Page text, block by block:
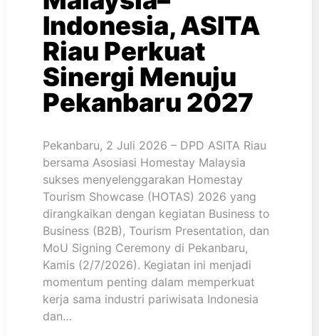
Indonesia, ASITA
Riau Perkuat
Sinergi Menuju
Pekanbaru 2027
Pekanbaru, 2 Juli 2026 – DPD ASITA Riau
bersama Asosiasi Homestay Malaysia
sukses menyelenggarakan Homestay
Tourism Showcase (HOTAS) 2026 yang
dirangkaikan dengan kegiatan Business to
Business (B2B), Tourism Presentation, dan
MoU Signing Ceremony di Pekanbaru,
Kamis (2/7/2026). Kegiatan ini menjadi
momentum penting dalam memperkuat
kerja sama industri pariwisata Indonesia
dan…